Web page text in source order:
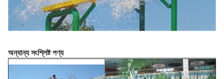
অন্যান্য সংশ্লিষ্ট পণ্য